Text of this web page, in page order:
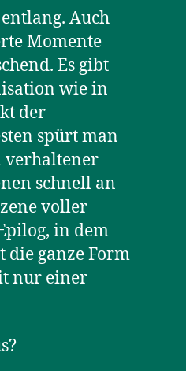
Auch
Momente
Es gibt
wie in
der
spürt man
verhaltener
schnell an
voller
in dem
die ganze Form
nur einer